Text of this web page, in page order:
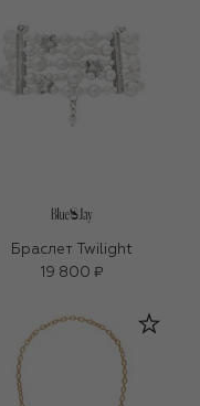
Браслет Twilight
19 800 ₽